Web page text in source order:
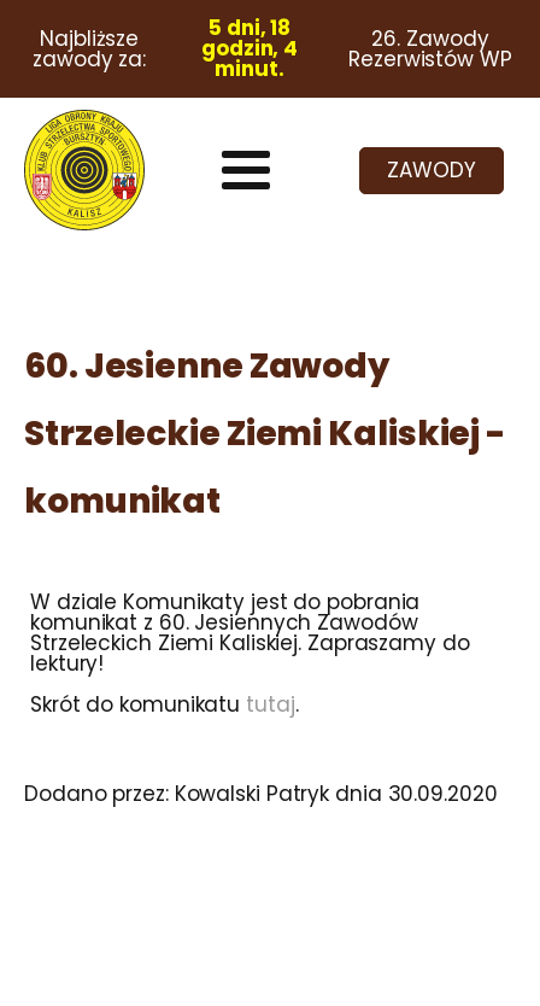
Najbliższe
zawody za:
5 dni, 18
godzin, 4
minut.
26. Zawody
Rezerwistów WP
ZAWODY
60. Jesienne Zawody
Strzeleckie Ziemi Kaliskiej -
komunikat
W dziale Komunikaty jest do pobrania
komunikat z 60. Jesiennych Zawodów
Strzeleckich Ziemi Kaliskiej. Zapraszamy do
lektury!
Skrót do komunikatu tutaj.
Dodano przez: Kowalski Patryk dnia 30.09.2020